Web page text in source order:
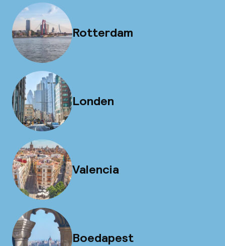
Rotterdam
Londen
Valencia
Boedapest